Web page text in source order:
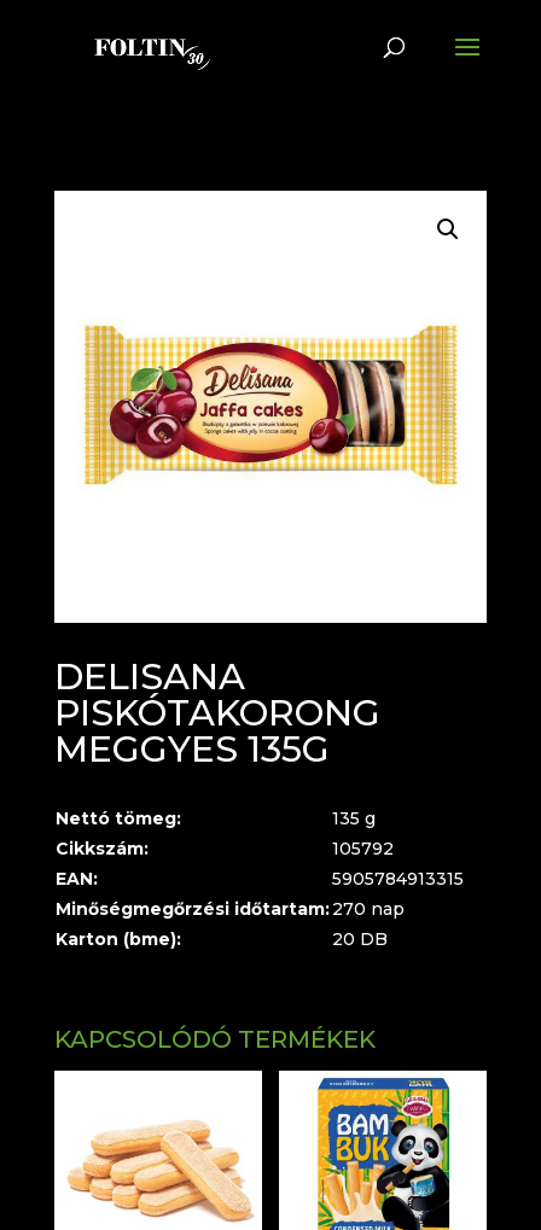
DELISANA
PISKÓTAKORONG
MEGGYES 135G
Nettó tömeg:
135 g
Cikkszám:
105792
EAN:
5905784913315
Minőségmegőrzési időtartam:270 nap
Karton (bme):
20 DB
KAPCSOLÓDÓ TERMÉKEK